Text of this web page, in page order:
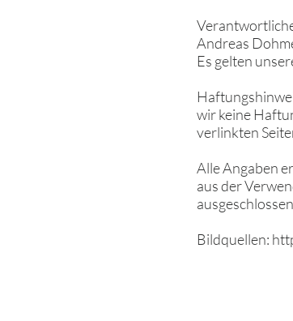
Andreas
Es gelten
wir keine
verlinkten
Alle Angaben
aus der
Bildquellen: